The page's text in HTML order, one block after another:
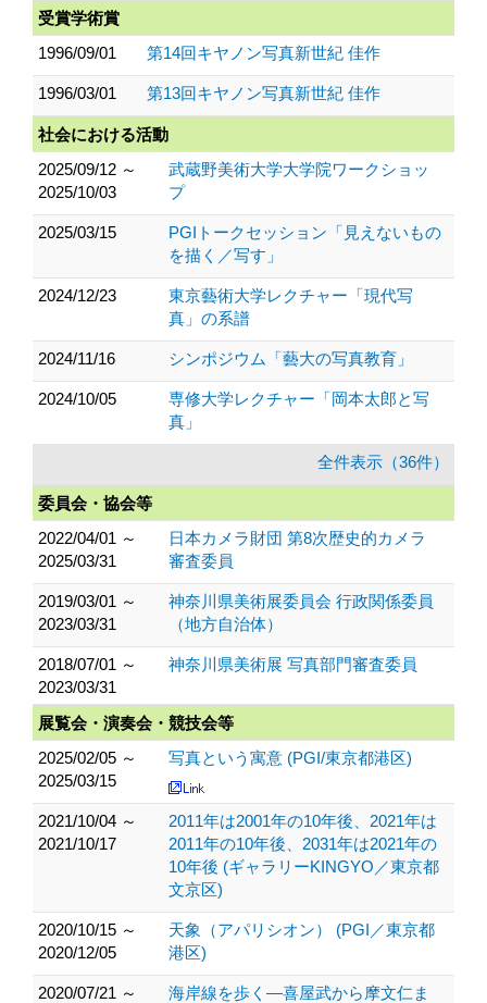
受賞学術賞
1996/09/01
第14回キヤノン写真新世紀 佳作
1996/03/01 第13回キヤノン写真新世紀 佳作
社会における活動
2025/09/12 ～
2025/10/03
武蔵野美術大学大学院ワークショッ
プ
2025/03/15
PGIトークセッション「見えないもの
を描く／写す」
2024/12/23
東京藝術大学レクチャー「現代写
真」の系譜
2024/11/16 シンポジウム「藝大の写真教育」
2024/10/05
専修大学レクチャー「岡本太郎と写
真」
全件表示（36件）
委員会・協会等
2022/04/01 ～
2025/03/31
日本カメラ財団 第8次歴史的カメラ
審査委員
2019/03/01 ～
2023/03/31
神奈川県美術展委員会 行政関係委員
（地方自治体）
2018/07/01 ～
2023/03/31
神奈川県美術展 写真部門審査委員
展覧会・演奏会・競技会等
2025/02/05 ～
2025/03/15
写真という寓意 (PGI/東京都港区)
2021/10/04 ～
2021/10/17
2011年は2001年の10年後、2021年は
2011年の10年後、2031年は2021年の
10年後 (ギャラリーKINGYO／東京都
文京区)
2020/10/15 ～
2020/12/05
天象（アパリシオン） (PGI／東京都
港区)
2020/07/21 ～ 海岸線を歩く―喜屋武から摩文仁ま